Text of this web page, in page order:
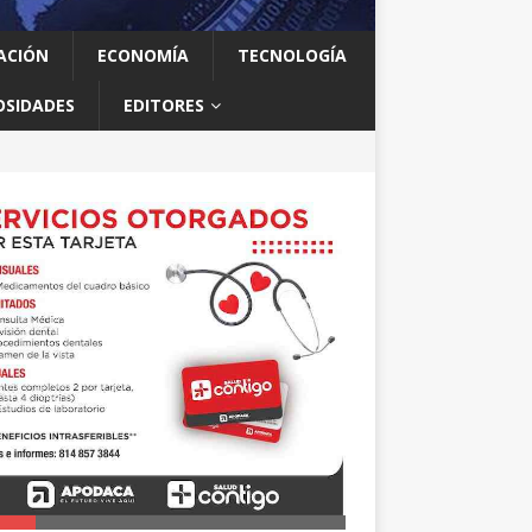
ECONOMÍA TECNOLOGÍA
EDITORES